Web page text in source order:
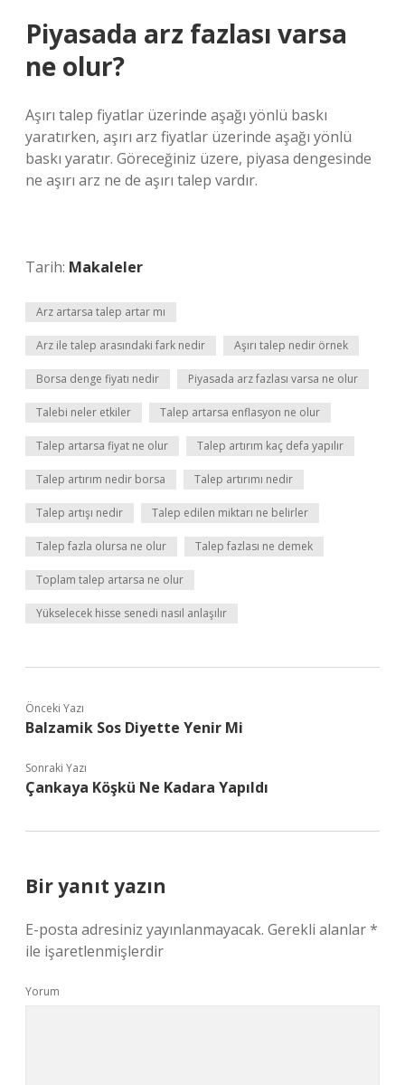
Piyasada arz fazlası varsa
ne olur?
Aşırı talep fiyatlar üzerinde aşağı yönlü baskı
yaratırken, aşırı arz fiyatlar üzerinde aşağı yönlü
baskı yaratır. Göreceğiniz üzere, piyasa dengesinde
ne aşırı arz ne de aşırı talep vardır.
Tarih: Makaleler
Arz artarsa talep artar mı
Arz ile talep arasındaki fark nedir Aşırı talep nedir örnek
Borsa denge fiyatı nedir Piyasada arz fazlası varsa ne olur
Talebi neler etkiler Talep artarsa enflasyon ne olur
Talep artarsa fiyat ne olur Talep artırım kaç defa yapılır
Talep artırım nedir borsa Talep artırımı nedir
Talep artışı nedir Talep edilen miktarı ne belirler
Talep fazla olursa ne olur Talep fazlası ne demek
Toplam talep artarsa ne olur
Yükselecek hisse senedi nasıl anlaşılır
Önceki Yazı
Balzamik Sos Diyette Yenir Mi
Sonraki Yazı
Çankaya Köşkü Ne Kadara Yapıldı
Bir yanıt yazın
E-posta adresiniz yayınlanmayacak. Gerekli alanlar*
ile işaretlenmişlerdir
Yorum